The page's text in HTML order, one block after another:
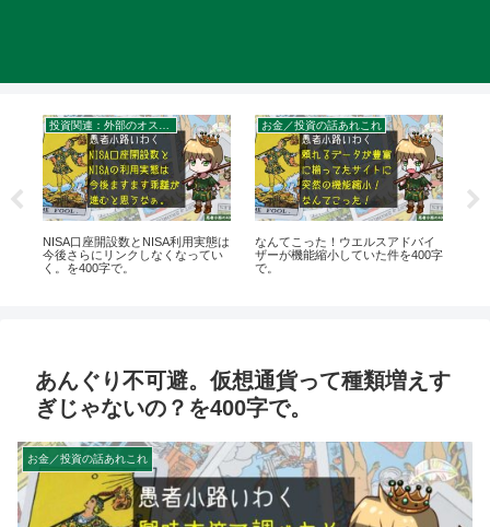
NISA口座開設数とNISA利用実態は
今後さらにリンクしなくなってい
く。を400字で。
お金／投資の話あれこれ
なんてこった！ウエルスアドバイ
ザーが機能縮小していた件を400字
で。
あんぐり不可避。仮想通貨って種類増えす
ぎじゃないの？を400字で。
お金／投資の話あれこれ